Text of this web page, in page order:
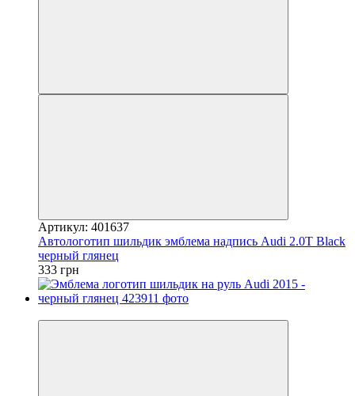
Артикул: 401637
Автологотип шильдик эмблема надпись Audi 2.0T Black
черный глянец
333 грн